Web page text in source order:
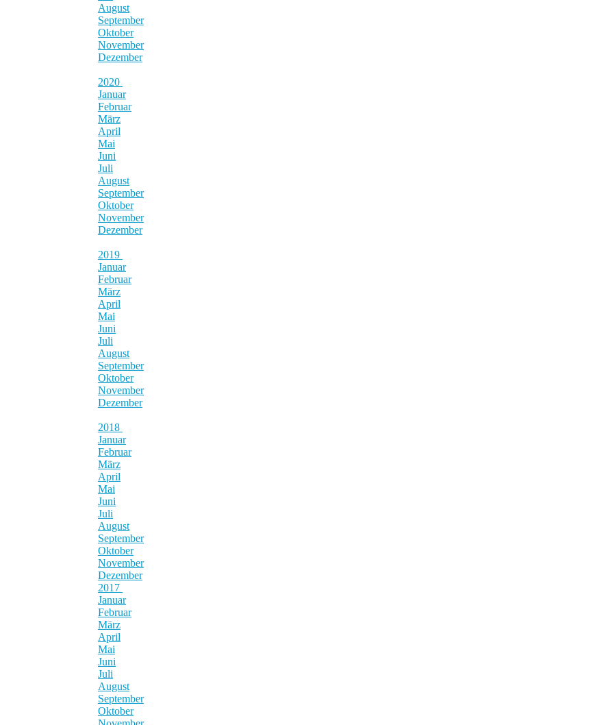
August
September
Oktober
November
Dezember
2020
Januar
Februar
März
April
Mai
Juni
Juli
August
September
Oktober
November
Dezember
2019
Januar
Februar
März
April
Mai
Juni
Juli
August
September
Oktober
November
Dezember
2018
Januar
Februar
März
April
Mai
Juni
Juli
August
September
Oktober
November
Dezember
2017
Januar
Februar
März
April
Mai
Juni
Juli
August
September
Oktober